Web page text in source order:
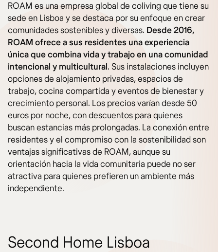
ROAM es una empresa global de coliving que tiene su
sede en Lisboa y se destaca por su enfoque en crear
comunidades sostenibles y diversas. Desde 2016,
ROAM ofrece a sus residentes una experiencia
única que combina vida y trabajo en una comunidad
intencional y multicultural. Sus instalaciones incluyen
opciones de alojamiento privadas, espacios de
trabajo, cocina compartida y eventos de bienestar y
crecimiento personal. Los precios varían desde 50
euros por noche, con descuentos para quienes
buscan estancias más prolongadas. La conexión entre
residentes y el compromiso con la sostenibilidad son
ventajas significativas de ROAM, aunque su
orientación hacia la vida comunitaria puede no ser
atractiva para quienes prefieren un ambiente más
independiente.
Second Home Lisboa